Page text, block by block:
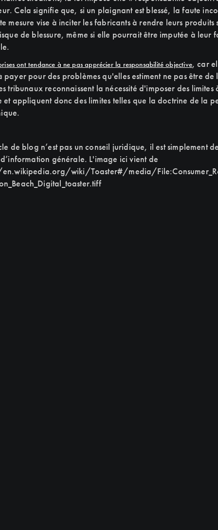
Cela signifie que, si un plaignant est blessé, la faute
mesure vise à inciter les fabricants à rendre leurs produits
de blessure, même si elle pourrait être imputée à leur
ont tendance à ne pas apprécier la responsabilité objective, car
payer pour des problèmes qu'elles estiment ne pas être de
tribunaux reconnaissent la nécessité d'imposer des limites
et appliquent donc des limites telles que la doctrine de la
de blog n’est pas un conseil juridique, il est simplement
générale. L'image ici vient de
wiki/Toaster#/media/